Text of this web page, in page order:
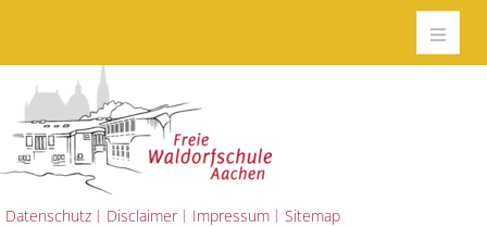
Datenschutz Disclaimer Impressum Sitemap